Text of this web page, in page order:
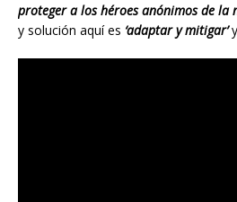
proteger a los héroes anónimos de la
y solución aquí es ‘adaptar y mitigar’